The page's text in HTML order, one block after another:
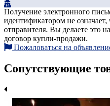
Получение электронного
идентификатором не
отправителя. Вы делаете это
договор купли-продажи.
Пожаловаться на
Сопутствующие